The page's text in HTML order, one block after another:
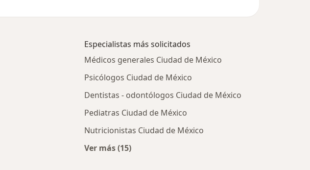
Especialistas más solicitados
Médicos generales Ciudad de México
Psicólogos Ciudad de México
Dentistas - odontólogos Ciudad de México
Pediatras Ciudad de México
Nutricionistas Ciudad de México
Ver más (15)